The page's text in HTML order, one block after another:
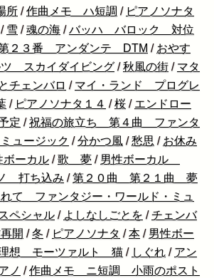
所 /作曲メモ ハ短調 / ピアノソナタ
/ 雪 /魂の海 /バッハ バロック 対位
第２３番 アンダンテ DTM / おやす
ツ スカイダイビング /秋風の街 / マタ
チェンバロ / マイ・ランド プログレ
/ ピアノソナタ１４ /桜 / エンドロー
定 /祝福の旅立ち 第４曲 ファンタ
ュージック /分かつ風 /愁思 / お休み
ーカル /歌 夢 / 男性ボーカル
打ち込み /第２０曲 第２１曲 夢
て ファンタジー・ワールド・ミュ
スペシャル / よしなしごとを /チェンバ
開 /冬 / ピアノソナタ /本 / 男性ボー
想 モーツァルト 猫 / しぐれ / アン
ノ /作曲メモ ニ短調 小雨のポスト